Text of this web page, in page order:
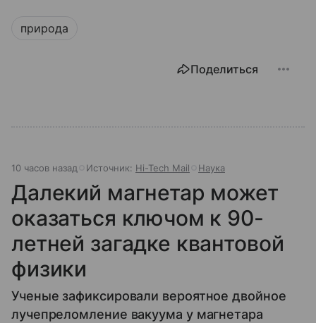
природа
Поделиться
10 часов назад Источник: Hi-Tech Mail Наука
Далекий магнетар может
оказаться ключом к 90-
летней загадке квантовой
физики
Ученые зафиксировали вероятное двойное
лучепреломление вакуума у магнетара